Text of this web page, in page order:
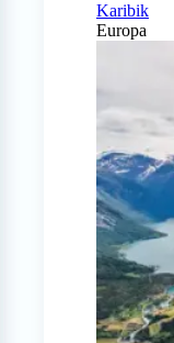
Karibik
Europa